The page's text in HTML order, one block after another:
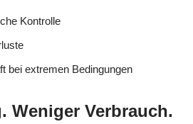
Kontrolle
bei extremen Bedingungen
Weniger Verbrauch.